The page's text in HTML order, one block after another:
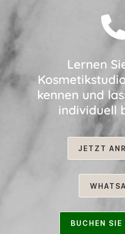
Lernen
kennen und
individuell
JETZT
BUCHEN SIE